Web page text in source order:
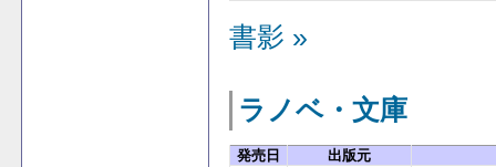
書影 »
ラノベ・文庫
発売日 出版元